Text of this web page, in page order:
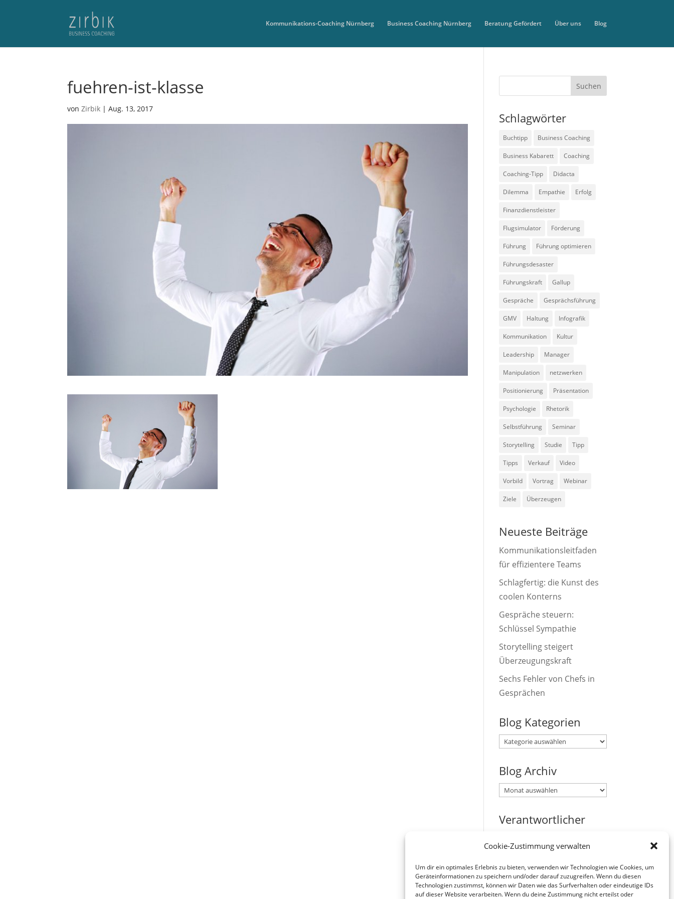
Cookie-Zustimmung verwalten
Um dir ein optimales Erlebnis zu bieten, verwenden wir Technologien wie Cookies, um
Geräteinformationen zu speichern und/oder darauf zuzugreifen. Wenn du diesen
Technologien zustimmst, können wir Daten wie das Surfverhalten oder eindeutige IDs
auf dieser Website verarbeiten. Wenn du deine Zustimmung nicht erteilst oder
Kommunikations-Coaching Nürnberg Business Coaching Nürnberg Beratung Gefördert Über uns Blog
fuehren-ist-klasse
vonZirbik |Aug. 13, 2017
Schlagwörter
Buchtipp Business Coaching
Business Kabarett Coaching
Coaching-Tipp Didacta
Dilemma Empathie Erfolg
Finanzdienstleister
Flugsimulator Förderung
Führung Führung optimieren
Führungsdesaster
Führungskraft Gallup
Gespräche Gesprächsführung
GMV Haltung Infografik
Kommunikation Kultur
Leadership Manager
Manipulation netzwerken
Positionierung Präsentation
Psychologie Rhetorik
Selbstführung Seminar
Storytelling Studie Tipp
Tipps Verkauf Video
Vorbild Vortrag Webinar
Ziele Überzeugen
Neueste Beiträge
Kommunikationsleitfaden
für effizientere Teams
Schlagfertig: die Kunst des
coolen Konterns
Gespräche steuern:
Schlüssel Sympathie
Storytelling steigert
Überzeugungskraft
Sechs Fehler von Chefs in
Gesprächen
Blog Kategorien
Blog
Blog Archiv
Blog
Verantwortlicher
Abs. 2 MStV:
Jürgen Zirbik, Eichenweg 53,
96149 Breitengüßbach